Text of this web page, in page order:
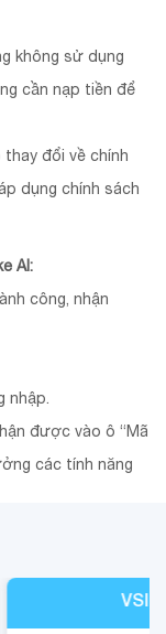
không sử dụng
cần nạp tiền để
đổi về chính
dụng chính sách
AI:
công, nhận
nhập.
được vào ô “Mã
các tính năng
vui lòng liên hệ